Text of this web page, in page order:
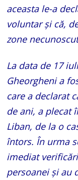
aceasta le-a
voluntar şi că,
zone
La data de 17
Gheorgheni a
care a declarat
de ani, a plecat
Liban, de la o
întors. În urma
imediat
persoanei şi au